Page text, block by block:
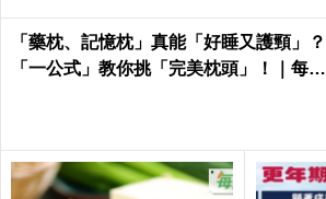
「藥枕、記憶枕」真能「好睡又護頸」？
「一公式」教你挑「完美枕頭」！｜每日